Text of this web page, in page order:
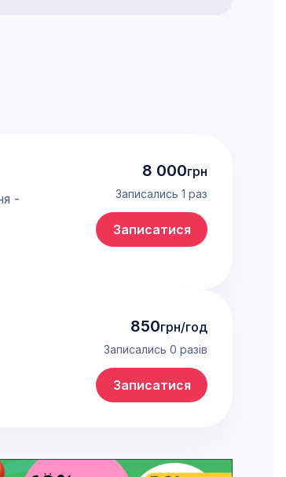
-
8 000грн
Записались 1 раз
Записатися
850грн/год
Записались 0 разів
Записатися